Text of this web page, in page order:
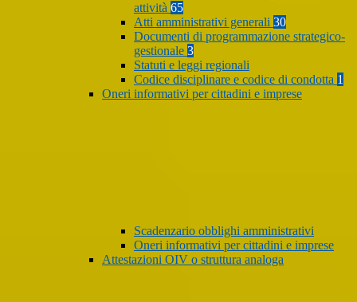
attività 65
Atti amministrativi generali 30
Documenti di programmazione strategico-
gestionale 3
Statuti e leggi regionali
Codice disciplinare e codice di condotta 1
Oneri informativi per cittadini e imprese
Scadenzario obblighi amministrativi
Oneri informativi per cittadini e imprese
Attestazioni OIV o struttura analoga